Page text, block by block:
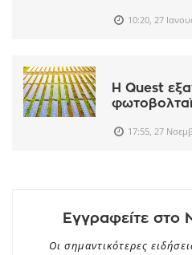
10:20, 27
Η Quest
17:55, 27
Εγγραφείτε στο
Οι σημαντικότερες